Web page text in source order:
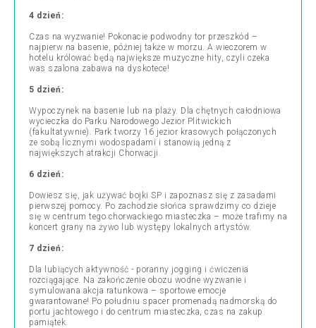
4 dzień:
Czas na wyzwanie! Pokonacie podwodny tor przeszkód –
najpierw na basenie, później także w morzu. A wieczorem w
hotelu królować będą największe muzyczne hity, czyli czeka
was szalona zabawa na dyskotece!
5 dzień:
Wypoczynek na basenie lub na plaży. Dla chętnych całodniowa
wycieczka do Parku Narodowego Jezior Plitwickich
(fakultatywnie). Park tworzy 16 jezior krasowych połączonych
ze sobą licznymi wodospadami i stanowią jedną z
największych atrakcji Chorwacji.
6 dzień:
Dowiesz się, jak używać bojki SP i zapoznasz się z zasadami
pierwszej pomocy. Po zachodzie słońca sprawdzimy co dzieje
się w centrum tego chorwackiego miasteczka – może trafimy na
koncert grany na żywo lub występy lokalnych artystów.
7 dzień:
Dla lubiących aktywność - poranny jogging i ćwiczenia
rozciągające. Na zakończenie obozu wodne wyzwanie i
symulowana akcja ratunkowa – sportowe emocje
gwarantowane! Po południu spacer promenadą nadmorską do
portu jachtowego i do centrum miasteczka, czas na zakup
pamiątek.